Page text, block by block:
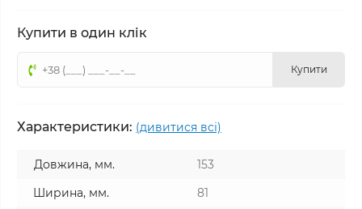
Купити в один клік
Купити
Характеристики: (дивитися всі)
Довжина, мм.
153
Ширина, мм.
81